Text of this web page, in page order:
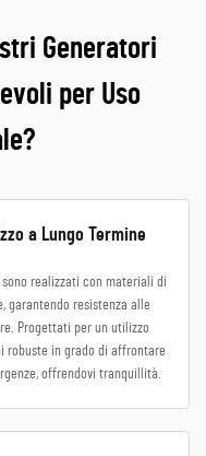
Generatori
per Uso
a Lungo Termine
realizzati con materiali di
garantendo resistenza alle
Progettati per un utilizzo
robuste in grado di affrontare
offrendovi tranquillità.